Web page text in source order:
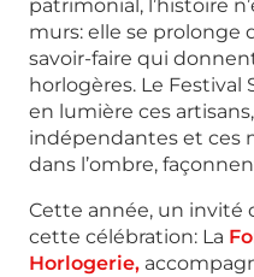
patrimonial, l’histoire
murs: elle se prolonge
savoir-faire qui
horlogères. Le Festival
en lumière ces
indépendantes et ces
dans l’ombre,
Cette année, un invité
cette célébration: La
Horlogerie,